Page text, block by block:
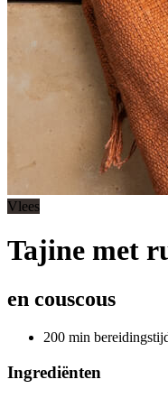
Vlees
Tajine met
en couscous
200 min
Ingrediënten